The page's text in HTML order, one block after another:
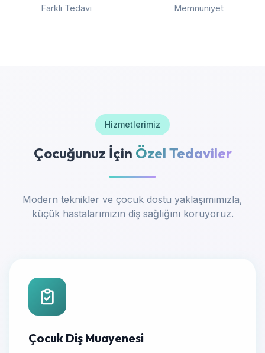
Farklı Tedavi Memnuniyet
Hizmetlerimiz
Çocuğunuz İçin Özel Tedaviler
Modern teknikler ve çocuk dostu yaklaşımımızla,
küçük hastalarımızın diş sağlığını koruyoruz.
Çocuk Diş Muayenesi